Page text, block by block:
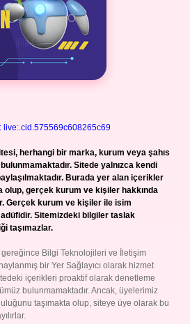
live:.cid.575569c608265c69
herhangi bir marka, kurum veya şahıs
Sitede yalnızca kendi
Burada yer alan içerikler
olup, gerçek kurum ve kişiler hakkında
Gerçek kurum ve kişiler ile isim
Sitemizdeki bilgiler taslak
taşımazlar.
gereğince Bilgi Teknolojileri ve İletişim
bir Yer Sağlayıcı olarak hizmet
içerikleri proaktif olarak denetleme
bulunmamaktadır. Ancak, üyelerimiz
taşımakta olup, siteye üye olarak bu